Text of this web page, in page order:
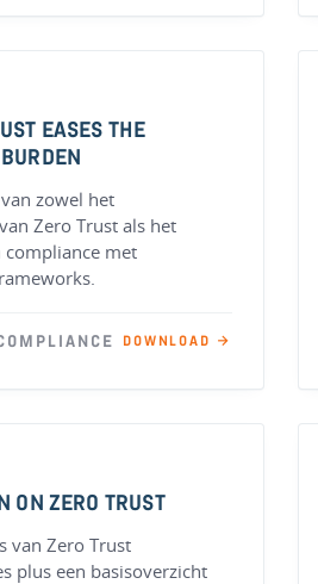
EASES THE
zowel het
Zero Trust als het
met
DOWNLOAD →
ON ZERO TRUST
van Zero Trust
plus een basisoverzicht